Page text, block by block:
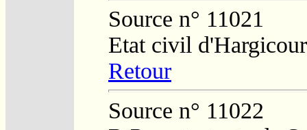
Source n° 11021
Etat civil
Retour
Source n° 11022